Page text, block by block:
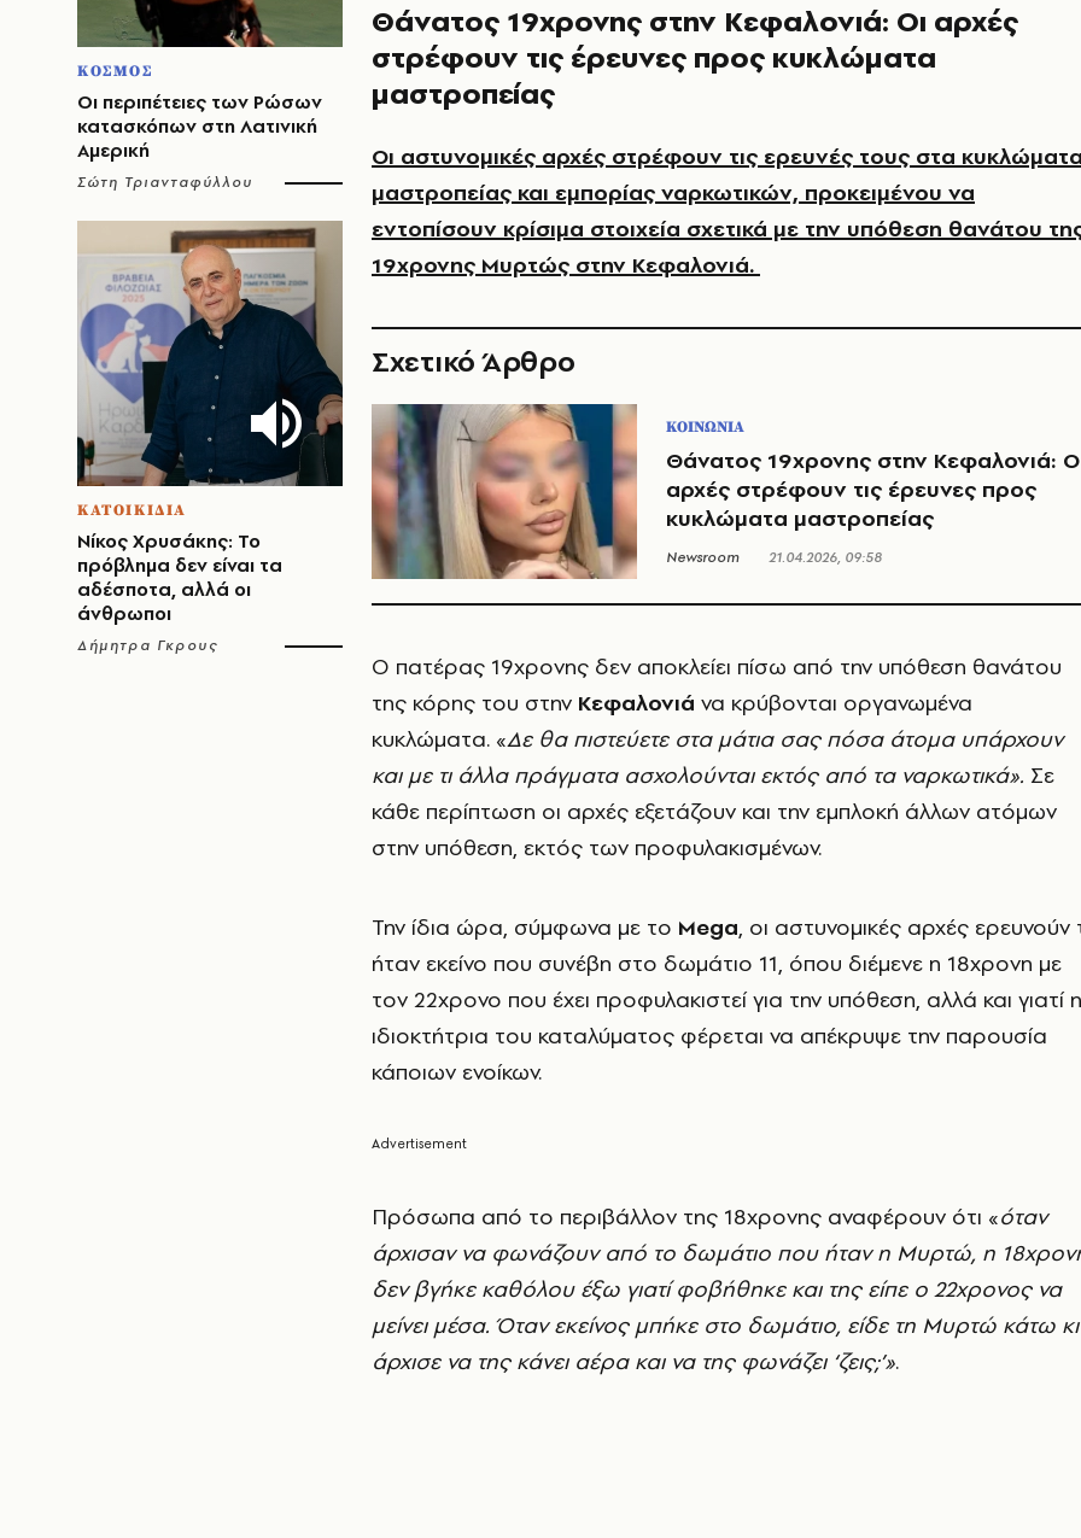
ΚΟΣΜΟΣ
Οι περιπέτειες των Ρώσων
κατασκόπων στη Λατινική
Αμερική
Σώτη Τριανταφύλλου
ΚΑΤΟΙΚΙΔΙΑ
Νίκος Χρυσάκης: Το
πρόβλημα δεν είναι τα
αδέσποτα, αλλά οι
άνθρωποι
Δήμητρα Γκρους
Θάνατος 19χρονης στην Κεφαλονιά: Οι αρχές
στρέφουν τις έρευνες προς κυκλώματα
μαστροπείας
Οι αστυνομικές αρχές στρέφουν τις ερευνές τους στα
μαστροπείας και εμπορίας ναρκωτικών, προκειμένου να
εντοπίσουν κρίσιμα στοιχεία σχετικά με την υπόθεση θανάτου
19χρονης Μυρτώς στην Κεφαλονιά.
Σχετικό Άρθρο
ΚΟΙΝΩΝΙΑ
Θάνατος 19χρονης στην Κεφαλονιά:
αρχές στρέφουν τις έρευνες προς
κυκλώματα μαστροπείας
Newsroom 21.04.2026, 09:58
Ο πατέρας 19χρονης δεν αποκλείει πίσω από την υπόθεση θανάτου
της κόρης του στην Κεφαλονιά να κρύβονται οργανωμένα
κυκλώματα. «Δε θα πιστεύετε στα μάτια σας πόσα άτομα υπάρχουν
και με τι άλλα πράγματα ασχολούνται εκτός από τα ναρκωτικά». Σε
κάθε περίπτωση οι αρχές εξετάζουν και την εμπλοκή άλλων ατόμων
στην υπόθεση, εκτός των προφυλακισμένων.
Την ίδια ώρα, σύμφωνα με το Mega, οι αστυνομικές αρχές ερευνούν
ήταν εκείνο που συνέβη στο δωμάτιο 11, όπου διέμενε η 18χρονη με
τον 22χρονο που έχει προφυλακιστεί για την υπόθεση, αλλά και γιατί η
ιδιοκτήτρια του καταλύματος φέρεται να απέκρυψε την παρουσία
κάποιων ενοίκων.
Πρόσωπα από το περιβάλλον της 18χρονης αναφέρουν ότι «όταν
άρχισαν να φωνάζουν από το δωμάτιο που ήταν η Μυρτώ, η
δεν βγήκε καθόλου έξω γιατί φοβήθηκε και της είπε ο 22χρονος να
μείνει μέσα. Όταν εκείνος μπήκε στο δωμάτιο, είδε τη Μυρτώ κάτω κι
άρχισε να της κάνει αέρα και να της φωνάζει ‘ζεις;’».